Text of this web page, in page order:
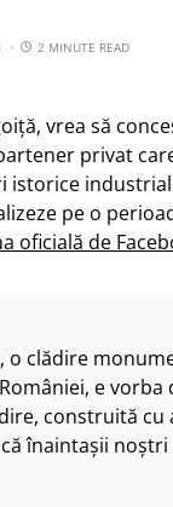
2 MINUTE READ
vrea să
privat
istorice
pe o
oficială de
o clădire
e
construită cu
înaintașii